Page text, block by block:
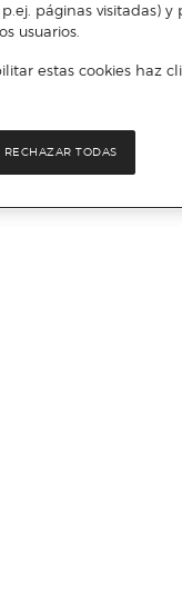
páginas visitadas)
usuarios.
estas cookies haz
RECHAZAR TODAS